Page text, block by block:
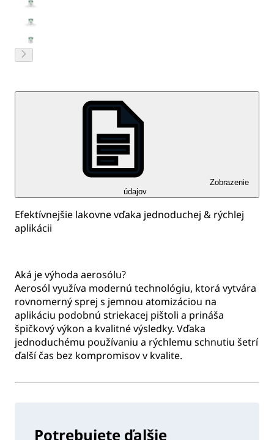
Zobrazenie
údajov
Efektívnejšie lakovne vďaka jednoduchej & rýchlej
aplikácii
Aká je výhoda aerosólu?
Aerosól využíva modernú technológiu, ktorá vytvára
rovnomerný sprej s jemnou atomizáciou na
aplikáciu podobnú striekacej pištoli a prináša
špičkový výkon a kvalitné výsledky. Vďaka
jednoduchému používaniu a rýchlemu schnutiu šetrí
ďalší čas bez kompromisov v kvalite.
Potrebujete ďalšie